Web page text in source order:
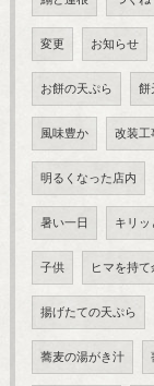
変更 お知らせ
お餅の天ぷら 餅
風味豊か 改装工
明るくなった店内
暑い一日 キリッ
子供 ヒマを持て
揚げたての天ぷら
蕎麦の湯がき汁